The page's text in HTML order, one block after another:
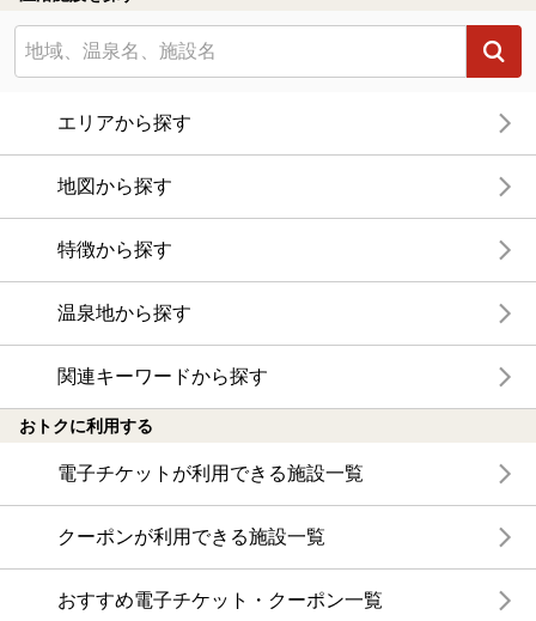
エリアから探す
地図から探す
特徴から探す
温泉地から探す
関連キーワードから探す
おトクに利用する
電子チケットが利用できる施設一覧
クーポンが利用できる施設一覧
おすすめ電子チケット・クーポン一覧